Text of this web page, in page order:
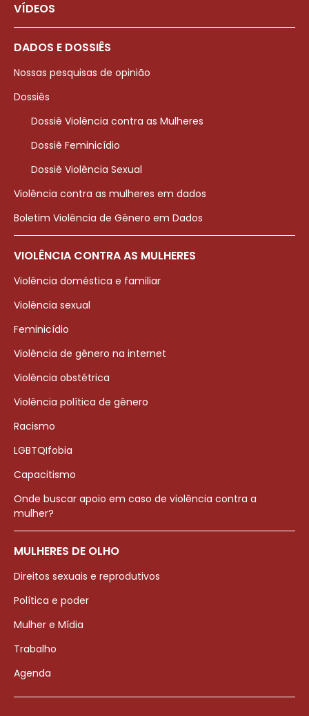
VÍDEOS
DADOS E DOSSIÊS
Nossas pesquisas de opinião
Dossiês
Dossiê Violência contra as Mulheres
Dossiê Feminicídio
Dossiê Violência Sexual
Violência contra as mulheres em dados
Boletim Violência de Gênero em Dados
VIOLÊNCIA CONTRA AS MULHERES
Violência doméstica e familiar
Violência sexual
Feminicídio
Violência de gênero na internet
Violência obstétrica
Violência política de gênero
Racismo
LGBTQIfobia
Capacitismo
Onde buscar apoio em caso de violência contra a
mulher?
MULHERES DE OLHO
Direitos sexuais e reprodutivos
Política e poder
Mulher e Mídia
Trabalho
Agenda